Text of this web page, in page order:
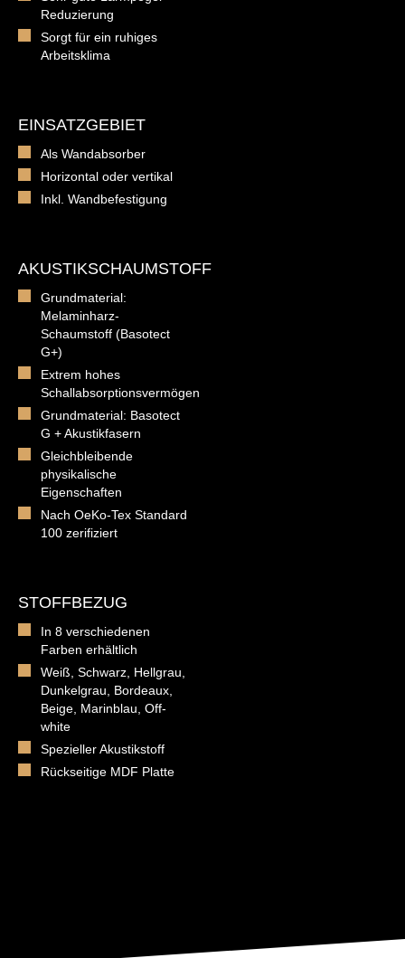
Reduzierung
Sorgt für ein ruhiges
Arbeitsklima
EINSATZGEBIET
Als Wandabsorber
Horizontal oder vertikal
Inkl. Wandbefestigung
AKUSTIKSCHAUMSTOFF
Grundmaterial:
Melaminharz-
Schaumstoff (Basotect
G+)
Extrem hohes
Schallabsorptionsvermögen
Grundmaterial: Basotect
G + Akustikfasern
Gleichbleibende
physikalische
Eigenschaften
Nach OeKo-Tex Standard
100 zerifiziert
STOFFBEZUG
In 8 verschiedenen
Farben erhältlich
Weiß, Schwarz, Hellgrau,
Dunkelgrau, Bordeaux,
Beige, Marinblau, Off-
white
Spezieller Akustikstoff
Rückseitige MDF Platte